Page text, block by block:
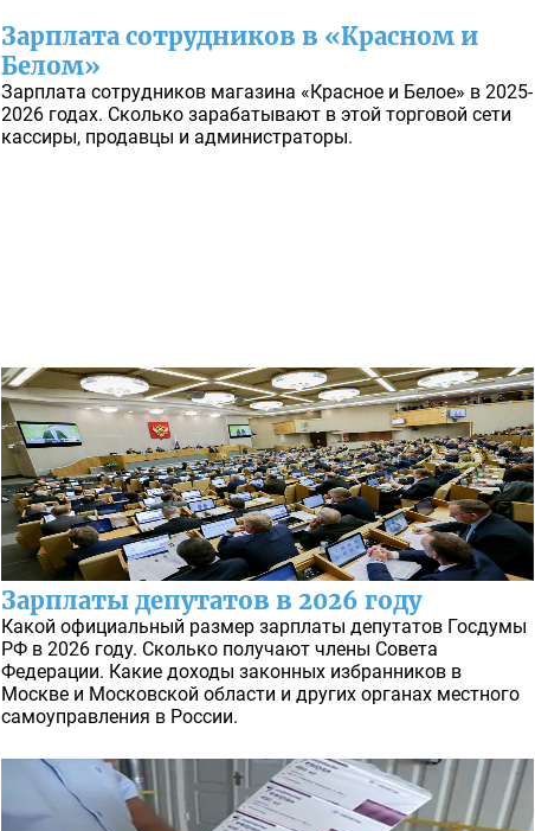
Зарплата сотрудников в «Красном и
Белом»
Зарплата сотрудников магазина «Красное и Белое» в 2025-
2026 годах. Сколько зарабатывают в этой торговой сети
кассиры, продавцы и администраторы.
Зарплаты депутатов в 2026 году
Какой официальный размер зарплаты депутатов Госдумы
РФ в 2026 году. Сколько получают члены Совета
Федерации. Какие доходы законных избранников в
Москве и Московской области и других органах местного
самоуправления в России.